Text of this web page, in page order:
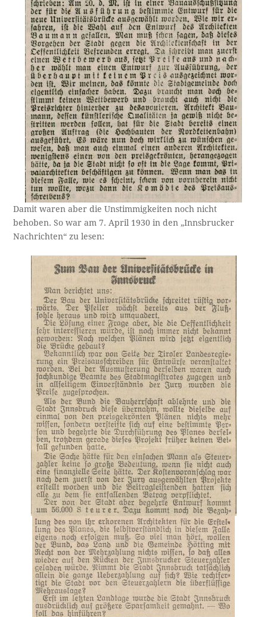
Damit waren aber die Unstimmigkeiten noch nicht
behoben. So war am 7. April 1930 in den „Innsbrucker
Nachrichten“ zu lesen: